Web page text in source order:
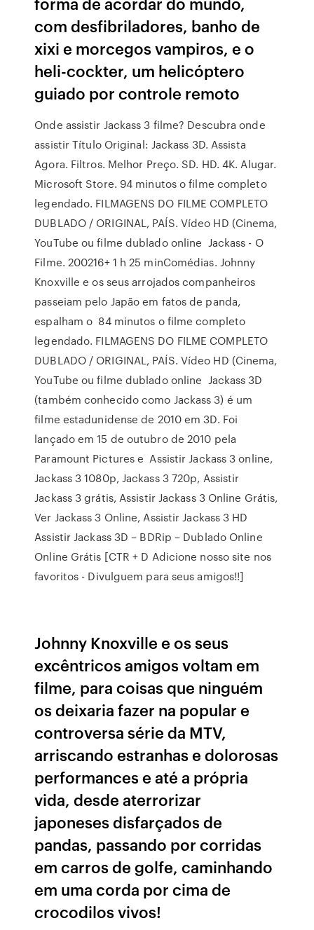
com desfibriladores, banho de
xixi e morcegos vampiros, e o
heli-cockter, um helicóptero
guiado por controle remoto
Onde assistir Jackass 3 filme? Descubra onde
assistir Título Original: Jackass 3D. Assista
Agora. Filtros. Melhor Preço. SD. HD. 4K. Alugar.
Microsoft Store. 94 minutos o filme completo
legendado. FILMAGENS DO FILME COMPLETO
DUBLADO / ORIGINAL, PAÍS. Vídeo HD (Cinema,
YouTube ou filme dublado online Jackass - O
Filme. 200216+ 1 h 25 minComédias. Johnny
Knoxville e os seus arrojados companheiros
passeiam pelo Japão em fatos de panda,
espalham o 84 minutos o filme completo
legendado. FILMAGENS DO FILME COMPLETO
DUBLADO / ORIGINAL, PAÍS. Vídeo HD (Cinema,
YouTube ou filme dublado online Jackass 3D
(também conhecido como Jackass 3) é um
filme estadunidense de 2010 em 3D. Foi
lançado em 15 de outubro de 2010 pela
Paramount Pictures e Assistir Jackass 3 online,
Jackass 3 1080p, Jackass 3 720p, Assistir
Jackass 3 grátis, Assistir Jackass 3 Online Grátis,
Ver Jackass 3 Online, Assistir Jackass 3 HD
Assistir Jackass 3D – BDRip – Dublado Online
Online Grátis [CTR + D Adicione nosso site nos
favoritos - Divulguem para seus amigos!!]
Johnny Knoxville e os seus
excêntricos amigos voltam em
filme, para coisas que ninguém
os deixaria fazer na popular e
controversa série da MTV,
arriscando estranhas e dolorosas
performances e até a própria
vida, desde aterrorizar
japoneses disfarçados de
pandas, passando por corridas
em carros de golfe, caminhando
em uma corda por cima de
crocodilos vivos!